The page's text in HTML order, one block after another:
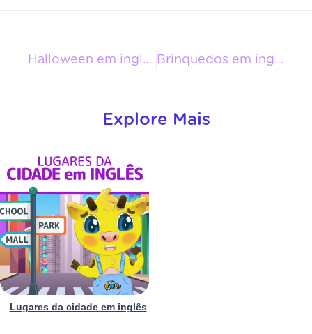
Halloween em inglês Brinquedos em inglês
Explore Mais
Lugares da cidade em inglês